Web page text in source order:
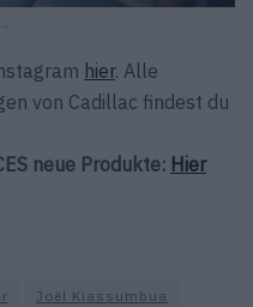
hier. Alle
von Cadillac findest du
neue Produkte: Hier
Joël Kiassumbua